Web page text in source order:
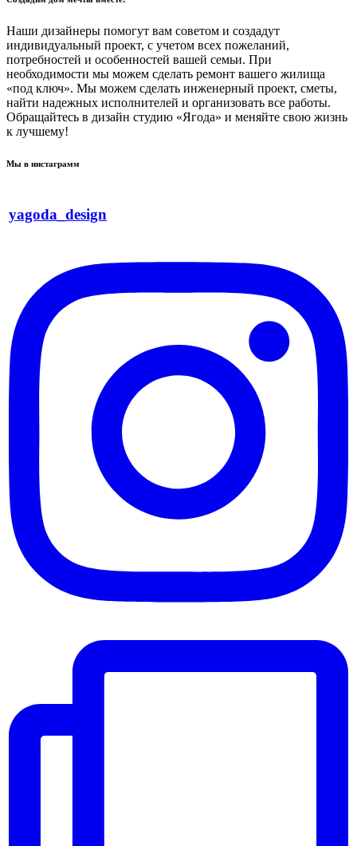
Наши дизайнеры помогут вам советом и создадут
индивидуальный проект, с учетом всех пожеланий,
потребностей и особенностей вашей семьи. При
необходимости мы можем сделать ремонт вашего жилища
«под ключ». Мы можем сделать инженерный проект, сметы,
найти надежных исполнителей и организовать все работы.
Обращайтесь в дизайн студию «Ягода» и меняйте свою жизнь
к лучшему!
Мы в инстаграмм
yagoda_design